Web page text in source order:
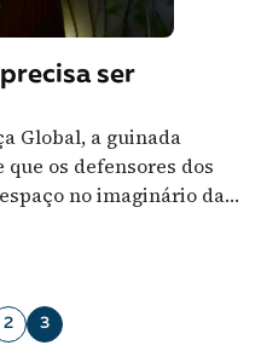
quem defende
Para continuar,
doação!
ser
Global, a guinada
os defensores dos
no imaginário da
2 3